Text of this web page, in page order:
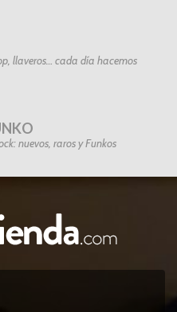
llaveros… cada día hacemos
nuevos, raros y Funkos